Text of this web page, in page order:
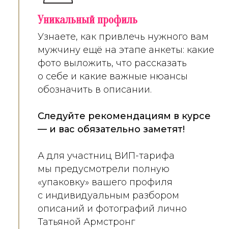
Уникальный профиль
Узнаете, как привлечь нужного вам
мужчину ещё на этапе анкеты: какие
фото выложить, что рассказать
о себе и какие важные нюансы
обозначить в описании.
Следуйте рекомендациям в курсе
— и вас обязательно заметят!
А для участниц ВИП-тарифа
мы предусмотрели полную
«упаковку» вашего профиля
с индивидуальным разбором
описаний и фотографий лично
Татьяной Армстронг